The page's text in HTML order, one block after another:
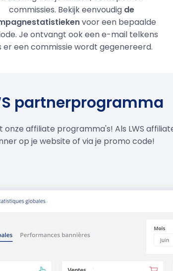
commissies. Bekijk eenvoudig de
voor een bepaalde
Je ontvangt ook een e-mail telkens
er een commissie wordt gegenereerd.
partnerprogramma
affiliate programma's! Als LWS
op je website of via je promo code!